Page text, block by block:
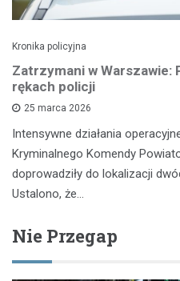
Kronika policyjna
Zatrzymani w Warszawie:
rękach policji
25 marca 2026
Intensywne działania
Kryminalnego Komendy
doprowadziły do lokalizacji
Ustalono, że…
Nie Przegap